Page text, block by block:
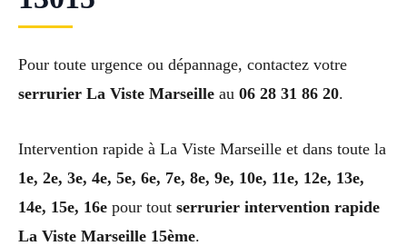
Pour toute urgence ou dépannage, contactez votre
serrurier La Viste Marseille au 06 28 31 86 20.
Intervention rapide à La Viste Marseille et dans toute la
1e, 2e, 3e, 4e, 5e, 6e, 7e, 8e, 9e, 10e, 11e, 12e, 13e,
14e, 15e, 16e pour tout serrurier intervention rapide
La Viste Marseille 15ème.